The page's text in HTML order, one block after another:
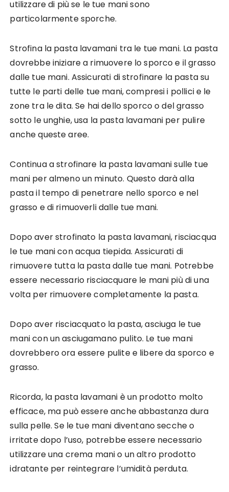
utilizzare di più se le tue mani sono
particolarmente sporche.
Strofina la pasta lavamani tra le tue mani. La pasta
dovrebbe iniziare a rimuovere lo sporco e il grasso
dalle tue mani. Assicurati di strofinare la pasta su
tutte le parti delle tue mani, compresi i pollici e le
zone tra le dita. Se hai dello sporco o del grasso
sotto le unghie, usa la pasta lavamani per pulire
anche queste aree.
Continua a strofinare la pasta lavamani sulle tue
mani per almeno un minuto. Questo darà alla
pasta il tempo di penetrare nello sporco e nel
grasso e di rimuoverli dalle tue mani.
Dopo aver strofinato la pasta lavamani, risciacqua
le tue mani con acqua tiepida. Assicurati di
rimuovere tutta la pasta dalle tue mani. Potrebbe
essere necessario risciacquare le mani più di una
volta per rimuovere completamente la pasta.
Dopo aver risciacquato la pasta, asciuga le tue
mani con un asciugamano pulito. Le tue mani
dovrebbero ora essere pulite e libere da sporco e
grasso.
Ricorda, la pasta lavamani è un prodotto molto
efficace, ma può essere anche abbastanza dura
sulla pelle. Se le tue mani diventano secche o
irritate dopo l’uso, potrebbe essere necessario
utilizzare una crema mani o un altro prodotto
idratante per reintegrare l’umidità perduta.